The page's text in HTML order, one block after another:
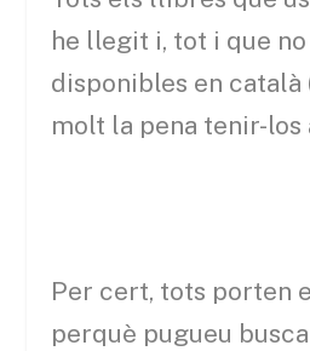
he llegit i, tot i que
disponibles en català
molt la pena tenir-los
Per cert, tots porten
perquè pugueu